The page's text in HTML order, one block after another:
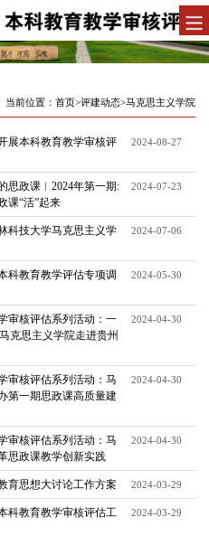
当前位置： 首页>评建动态>马克思主义学院
2024-08-27
展本科教育教学审核评
2024-07-23
思政课︱2024年第一期:
课“活”起来
2024-07-06
科技大学马克思主义学
2024-05-30
科教育教学评估专项调
2024-04-30
审核评估系列活动：一
克思主义学院走进贵州
2024-04-30
审核评估系列活动：马
第一期思政课高质量建
2024-04-30
审核评估系列活动：马
思政课教学创新实践
2024-03-29
育思想大讨论工作方案
2024-03-29
科教育教学审核评估工